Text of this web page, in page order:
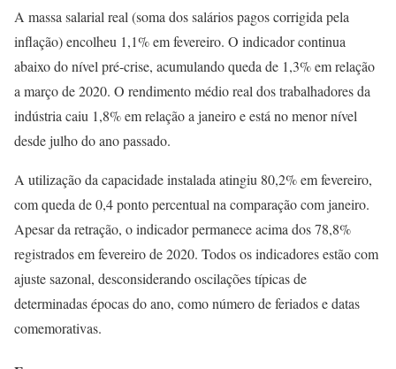
A massa salarial real (soma dos salários pagos corrigida pela
inflação) encolheu 1,1% em fevereiro. O indicador continua
abaixo do nível pré-crise, acumulando queda de 1,3% em relação
a março de 2020. O rendimento médio real dos trabalhadores da
indústria caiu 1,8% em relação a janeiro e está no menor nível
desde julho do ano passado.
A utilização da capacidade instalada atingiu 80,2% em fevereiro,
com queda de 0,4 ponto percentual na comparação com janeiro.
Apesar da retração, o indicador permanece acima dos 78,8%
registrados em fevereiro de 2020. Todos os indicadores estão com
ajuste sazonal, desconsiderando oscilações típicas de
determinadas épocas do ano, como número de feriados e datas
comemorativas.